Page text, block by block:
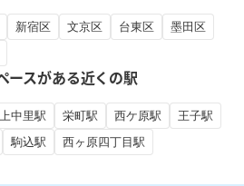
新宿区 文京区 台東区
墨田区
ースがある近くの駅
上中里駅 栄町駅 西ケ原駅
王子駅
駒込駅 西ヶ原四丁目駅